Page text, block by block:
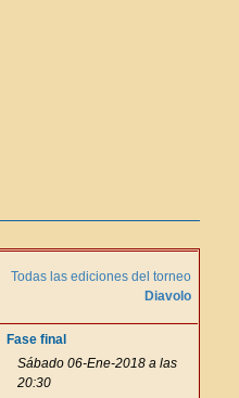
Todas las ediciones del torneo
Diavolo
Fase final
Sábado 06-Ene-2018 a las
20:30